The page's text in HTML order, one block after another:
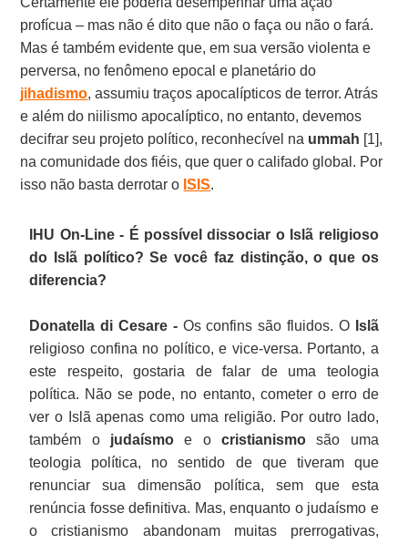
profícua – mas não é dito que não o faça ou não o fará.
Mas é também evidente que, em sua versão violenta e
perversa, no fenômeno epocal e planetário do
jihadismo, assumiu traços apocalípticos de terror. Atrás
e além do niilismo apocalíptico, no entanto, devemos
decifrar seu projeto político, reconhecível na ummah [1],
na comunidade dos fiéis, que quer o califado global. Por
isso não basta derrotar o ISIS.
IHU On-Line - É possível dissociar o Islã religioso
do Islã político? Se você faz distinção, o que os
diferencia?
Donatella di Cesare -Os confins são fluidos. O Islã
religioso confina no político, e vice-versa. Portanto, a
este respeito, gostaria de falar de uma teologia
política. Não se pode, no entanto, cometer o erro de
ver o Islã apenas como uma religião. Por outro lado,
também o judaísmo e o cristianismosão uma
teologia política, no sentido de que tiveram que
renunciar sua dimensão política, sem que esta
renúncia fosse definitiva. Mas, enquanto o judaísmo e
o cristianismo abandonam muitas prerrogativas,